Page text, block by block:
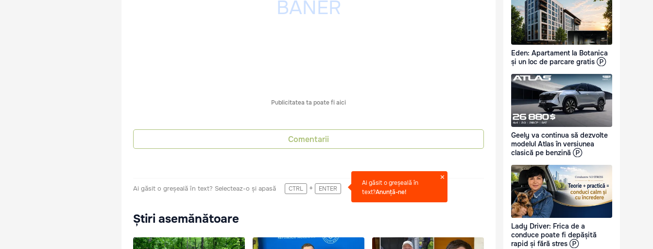
Publicitatea ta poate fi aici
Comentarii
Ai găsit o greșeală în text? Selecteaz-o și apasă CTRL + ENTER
Ai găsit o greșeală în
text?Anunță-ne!
Știri asemănătoare
Eden: Apartament la Botanica
și un loc de parcare gratis Ⓟ
Geely va continua să dezvolte
modelul Atlas în versiunea
clasică pe benzină Ⓟ
Lady Driver: Frica de a
conduce poate fi depășită
rapid și fără stres Ⓟ